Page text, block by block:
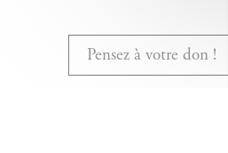
Pensez à votre don !